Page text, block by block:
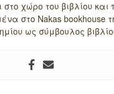
χώρο του βιβλίου και
στο Nakas bookhouse
ως σύμβουλος